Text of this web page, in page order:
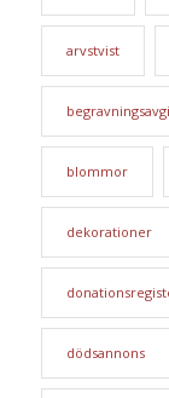
arvstvist
blommor
dekorationer
dödsannons